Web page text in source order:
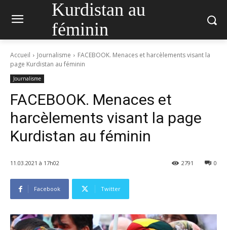
Kurdistan au
féminin
Accueil Journalisme
FACEBOOK. Menaces et harcèlements visant la
page Kurdistan au féminin
Journalisme
FACEBOOK. Menaces et
harcèlements visant la page
Kurdistan au féminin
11.03.2021 à 17h02 0
2791
Facebook Twitter